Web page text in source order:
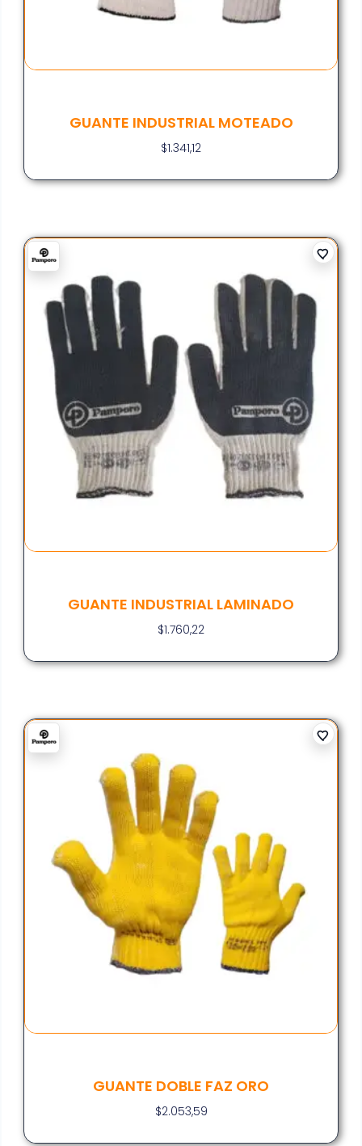
GUANTE INDUSTRIAL MOTEADO
$1.341,12
GUANTE INDUSTRIAL LAMINADO
$1.760,22
GUANTE DOBLE FAZ ORO
$2.053,59